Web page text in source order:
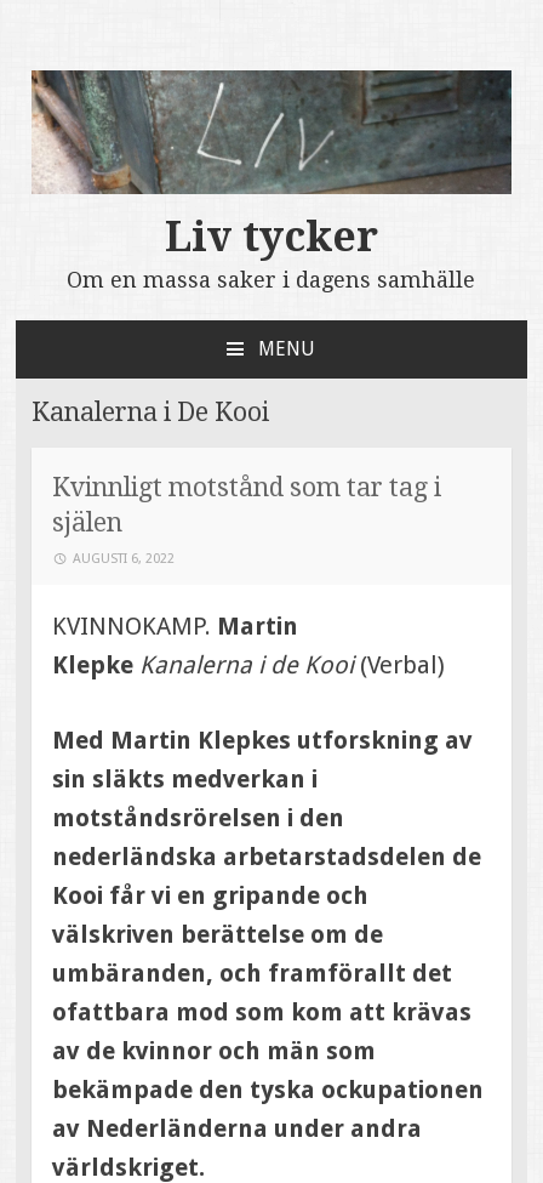
Liv tycker
Om en massa saker i dagens samhälle
MENU
CONTENT
Kanalerna i De Kooi
Kvinnligt motstånd som tar tag i
själen
AUGUSTI 6, 2022
KVINNOKAMP. Martin
Klepke Kanalerna i de Kooi(Verbal)
Med Martin Klepkes utforskning av
sin släkts medverkan i
motståndsrörelsen i den
nederländska arbetarstadsdelen de
Kooi får vi en gripande och
välskriven berättelse om de
umbäranden, och framförallt det
ofattbara mod som kom att krävas
av de kvinnor och män som
bekämpade den tyska ockupationen
av Nederländerna under andra
världskriget.